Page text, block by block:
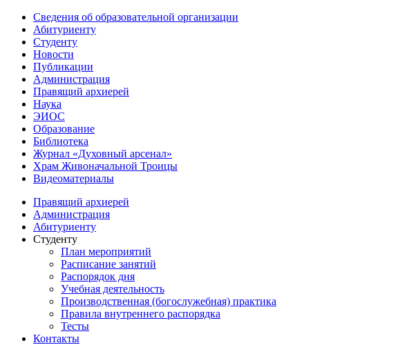
Сведения об образовательной организации
Абитуриенту
Студенту
Новости
Публикации
Администрация
Правящий архиерей
Наука
ЭИОС
Образование
Библиотека
Журнал «Духовный арсенал»
Храм Живоначальной Троицы
Видеоматериалы
Правящий архиерей
Администрация
Абитуриенту
Студенту
План мероприятий
Расписание занятий
Распорядок дня
Учебная деятельность
Производственная (богослужебная) практика
Правила внутреннего распорядка
Тесты
Контакты